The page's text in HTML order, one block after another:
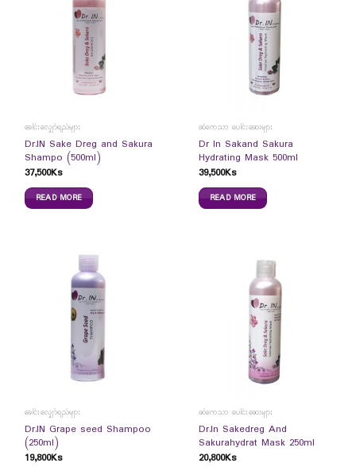
ခေါင်းလျှော်ရည်များ
Dr.IN Sake Dreg and Sakura
Shampo (500ml)
37,500Ks
READ MORE
ဆံကေသာ ပေါင်းဆေးများ
Dr In Sakand Sakura
Hydrating Mask 500ml
39,500Ks
READ MORE
ခေါင်းလျှော်ရည်များ
Dr.IN Grape seed Shampoo
(250ml)
19,800Ks
ဆံကေသာ ပေါင်းဆေးများ
Dr.In Sakedreg And
Sakurahydrat Mask 250ml
20,800Ks